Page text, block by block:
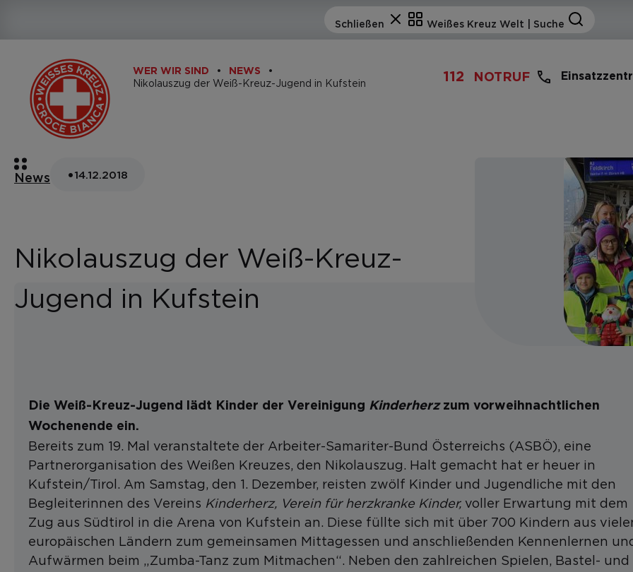
WER WIR SIND NEWS
Nikolauszug der Weiß-Kreuz-Jugend in Kufstein 112 NOTRUF
News •14.12.2018
Nikolauszug der Weiß-Kreuz-
Jugend in Kufstein
Die Weiß-Kreuz-Jugend lädt Kinder der Vereinigung Kinderherzzum vorweihnachtlichen
Wochenende ein.
Bereits zum 19. Mal veranstaltete der Arbeiter-Samariter-Bund Österreichs (ASBÖ), eine
Partnerorganisation des Weißen Kreuzes, den Nikolauszug. Halt gemacht hat er heuer in
Kufstein/Tirol. Am Samstag, den 1. Dezember, reisten zwölf Kinder und Jugendliche mit den
Begleiterinnen des Vereins Kinderherz, Verein für herzkranke Kinder, voller Erwartung mit dem
Zug aus Südtirol in die Arena von Kufstein an. Diese füllte sich mit über 700 Kindern aus
europäischen Ländern zum gemeinsamen Mittagessen und anschließenden Kennenlernen
Aufwärmen beim „Zumba-Tanz zum Mitmachen“. Neben den zahlreichen Spielen, Bastel- und